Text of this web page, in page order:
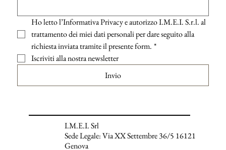
Ho letto l’Informativa Privacy e autorizzo I.M.E.I. S.r.l. al
trattamento dei miei dati personali per dare seguito alla
richiesta inviata tramite il presente form. *
Iscriviti alla nostra newsletter
Invio
I.M.E.I. Srl
Sede Legale: Via XX Settembre 36/5 16121
Genova